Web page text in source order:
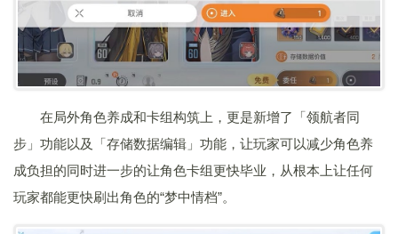
在局外角色养成和卡组构筑上，更是新增了「领航者同
步」功能以及「存储数据编辑」功能，让玩家可以减少角色养
成负担的同时进一步的让角色卡组更快毕业，从根本上让任何
玩家都能更快刷出角色的“梦中情档”。